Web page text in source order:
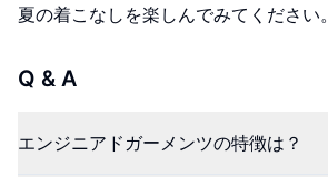
夏の着こなしを楽しんでみてください。
Q & A
エンジニアドガーメンツの特徴は？